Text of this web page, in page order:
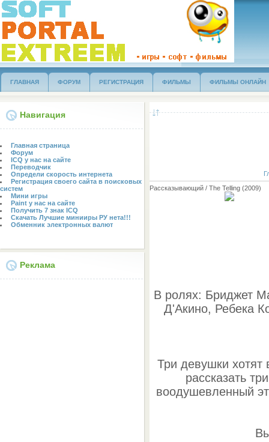
ГЛАВНАЯ ФОРУМ РЕГИСТРАЦИЯ ФИЛЬМЫ ФИЛЬМЫ ОНЛАЙН
Навигация
Главная страница
Форум
ICQ у нас на сайте
Переводчик
Определи скорость интернета
Регистрация своего сайта в поисковых
систем
Мини игры
Paint у нас на сайте
Получить 7 знак ICQ
Скачать Лучшие минииры РУ нета!!!
Обменник электронных валют
Реклама
Рассказывающий / The Telling (2009)
В ролях: Бриджет
Д'Акино, Ребека
Три девушки хотят
рассказать
воодушевленный